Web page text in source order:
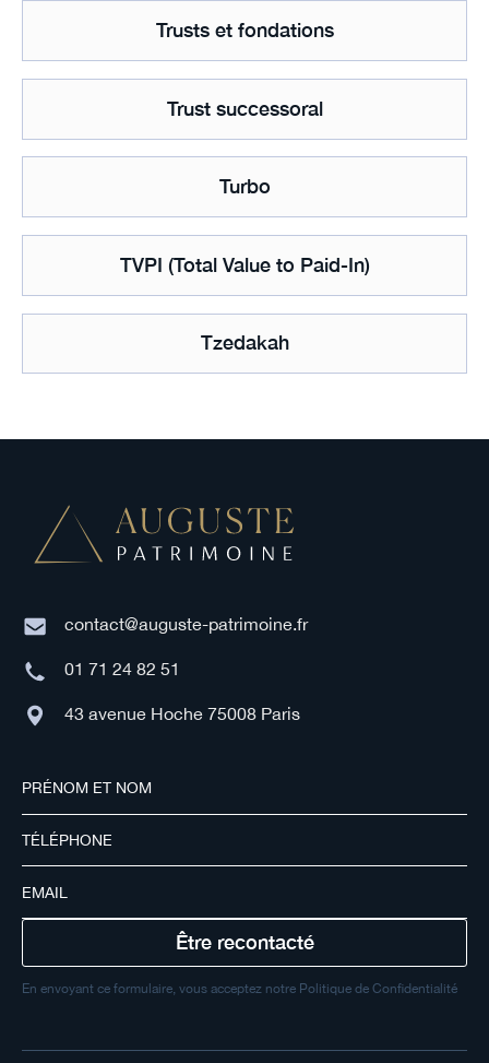
Trusts et fondations
Trust successoral
Turbo
TVPI (Total Value to Paid-In)
Tzedakah
contact@auguste-patrimoine.fr
01 71 24 82 51
43 avenue Hoche 75008 Paris
En envoyant ce formulaire, vous acceptez notre Politique de Confidentialité